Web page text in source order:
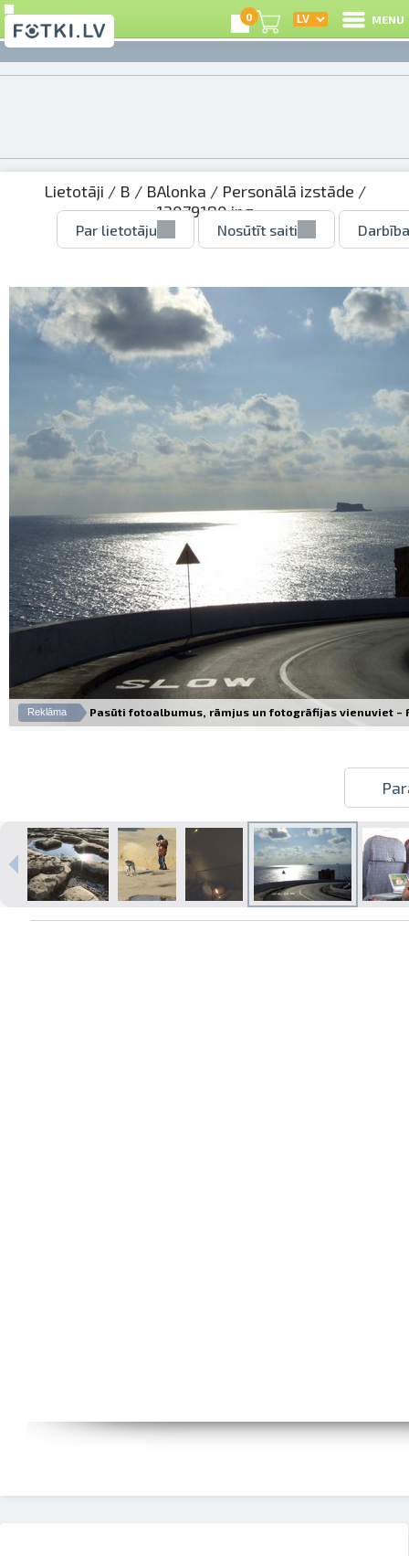
Izdrukas 1h laikā Rīgā – pasūtiet
tiešsaistē
Dažādi formāti un papīra veidi
0 MENU
Lietotāji / B / BAlonka / Personālā izstāde /
12079180.jpg
Par lietotāju Nosūtīt saiti
Reklāma Pasūti fotoalbumus, rāmjus un fotogrāfijas vienuviet –